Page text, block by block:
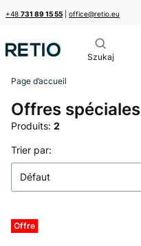
+48 731 89 15 55 office@retio.eu
Page d’accueil
Offres spéciales
Produits: 2
Liste des produits
Trier par:
Défaut
Offre